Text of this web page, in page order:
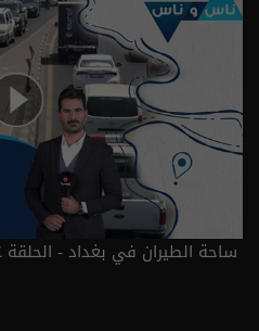
ساحة الطيران في بغداد - الحلقة ٨٤ | الموسم 9